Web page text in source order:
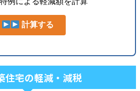
計算する
住宅の軽減・減税